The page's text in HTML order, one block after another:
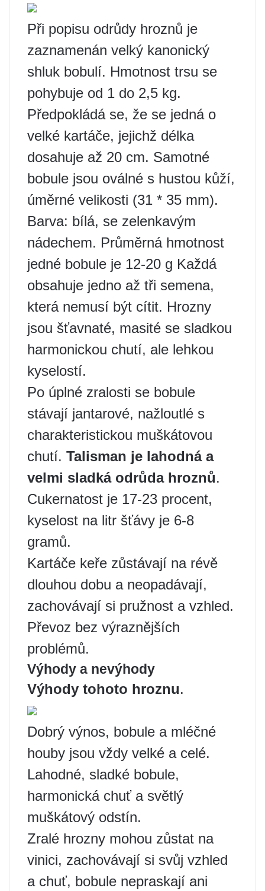
Při popisu odrůdy hroznů je
zaznamenán velký kanonický
shluk bobulí. Hmotnost trsu se
pohybuje od 1 do 2,5 kg.
Předpokládá se, že se jedná o
velké kartáče, jejichž délka
dosahuje až 20 cm. Samotné
bobule jsou oválné s hustou kůží,
úměrné velikosti (31 * 35 mm).
Barva: bílá, se zelenkavým
nádechem. Průměrná hmotnost
jedné bobule je 12-20 g Každá
obsahuje jedno až tři semena,
která nemusí být cítit. Hrozny
jsou šťavnaté, masité se sladkou
harmonickou chutí, ale lehkou
kyselostí.
Po úplné zralosti se bobule
stávají jantarové, nažloutlé s
charakteristickou muškátovou
chutí. Talisman je lahodná a
velmi sladká odrůda hroznů.
Cukernatost je 17-23 procent,
kyselost na litr šťávy je 6-8
gramů.
Kartáče keře zůstávají na révě
dlouhou dobu a neopadávají,
zachovávají si pružnost a vzhled.
Převoz bez výraznějších
problémů.
Výhody a nevýhody
Výhody tohoto hroznu.
Dobrý výnos, bobule a mléčné
houby jsou vždy velké a celé.
Lahodné, sladké bobule,
harmonická chuť a světlý
muškátový odstín.
Zralé hrozny mohou zůstat na
vinici, zachovávají si svůj vzhled
a chuť, bobule nepraskají ani